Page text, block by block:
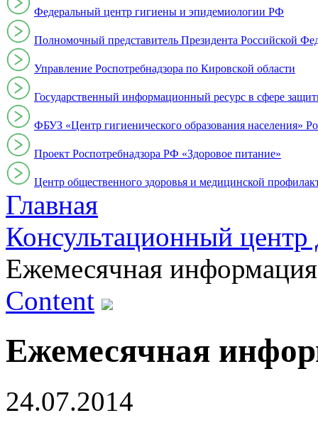
Федеральный центр гигиены и эпидемиологии РФ
Полномочный представитель Президента Российской
Управление Роспотребнадзора по Кировской области
Государственный информационный ресурс в сфере
ФБУЗ «Центр гигиенического образования населения»
Проект Роспотребнадзора РФ «Здоровое питание»
Центр общественного здоровья и медицинской
Главная
Консультационный центр
Ежемесячная информация
Content
Ежемесячная
24.07.2014